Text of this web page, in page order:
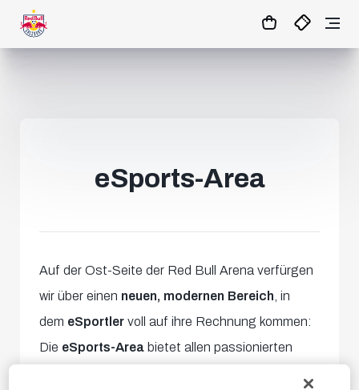
16:49 MATCHCENTER
eSports-Area
Auf der Ost-Seite der Red Bull Arena verfürgen
wir über einen neuen, modernen Bereich , in
dem eSportler voll auf ihre Rechnung kommen:
Die eSports-Area bietet allen passionierten